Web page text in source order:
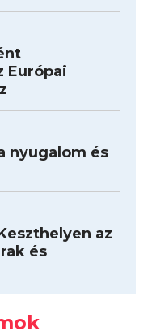
Európai
nyugalom és
az
és